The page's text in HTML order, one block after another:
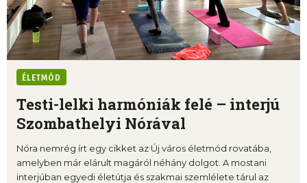
ÉLETMÓD
Testi-lelki harmóniák felé – interjú
Szombathelyi Nórával
Nóra nemrég írt egy cikket az Új város életmód rovatába,
amelyben már elárult magáról néhány dolgot. A mostani
interjúban egyedi életútja és szakmai szemlélete tárul az